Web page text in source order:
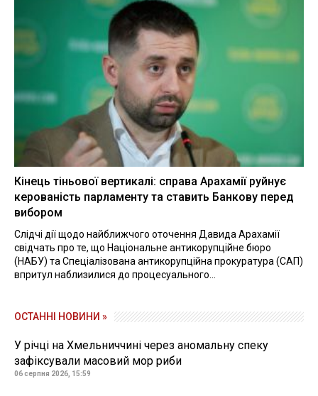
Кінець тіньової вертикалі: справа Арахамії руйнує
керованість парламенту та ставить Банкову перед
вибором
Слідчі дії щодо найближчого оточення Давида Арахамії
свідчать про те, що Національне антикорупційне бюро
(НАБУ) та Спеціалізована антикорупційна прокуратура (САП)
впритул наблизилися до процесуального...
ОСТАННІ НОВИНИ »
У річці на Хмельниччині через аномальну спеку
зафіксували масовий мор риби
06 серпня 2026, 15:59